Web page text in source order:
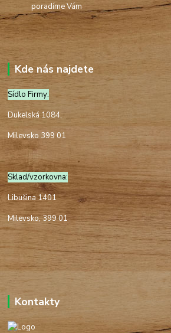
poradíme Vám
Kde nás najdete
Sídlo Firmy:
Dukelská 1084,
Milevsko 399 01
Sklad/vzorkovna:
Libušina 1401
Milevsko, 399 01
Kontakty